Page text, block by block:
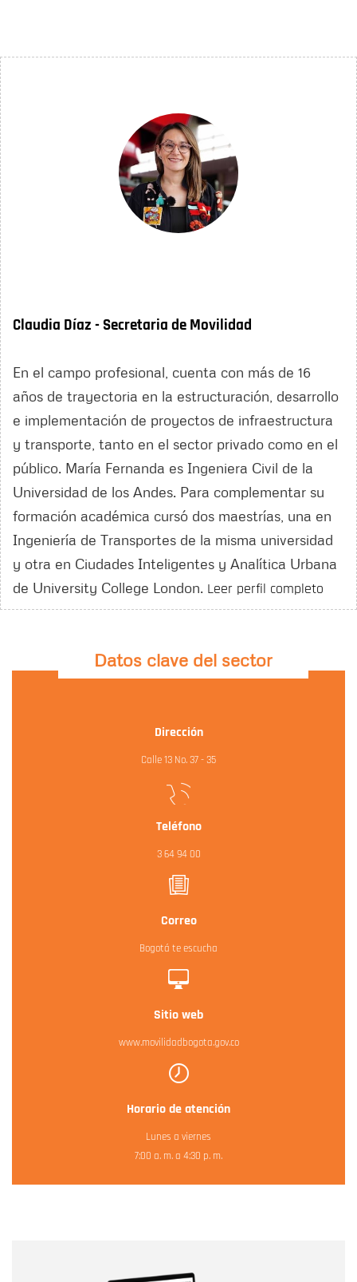
Claudia Díaz - Secretaria de Movilidad
En el campo profesional, cuenta con más de 16
años de trayectoria en la estructuración, desarrollo
e implementación de proyectos de infraestructura
y transporte, tanto en el sector privado como en el
público. María Fernanda es Ingeniera Civil de la
Universidad de los Andes. Para complementar su
formación académica cursó dos maestrías, una en
Ingeniería de Transportes de la misma universidad
y otra en Ciudades Inteligentes y Analítica Urbana
de University College London. Leer perfil completo
Datos clave del sector
Dirección
Calle 13 No. 37 - 35
Teléfono
3 64 94 00
Correo
Bogotá te escucha
Sitio web
www.movilidadbogota.gov.co
Horario de atención
Lunes a viernes
7:00 a. m. a 4:30 p. m.